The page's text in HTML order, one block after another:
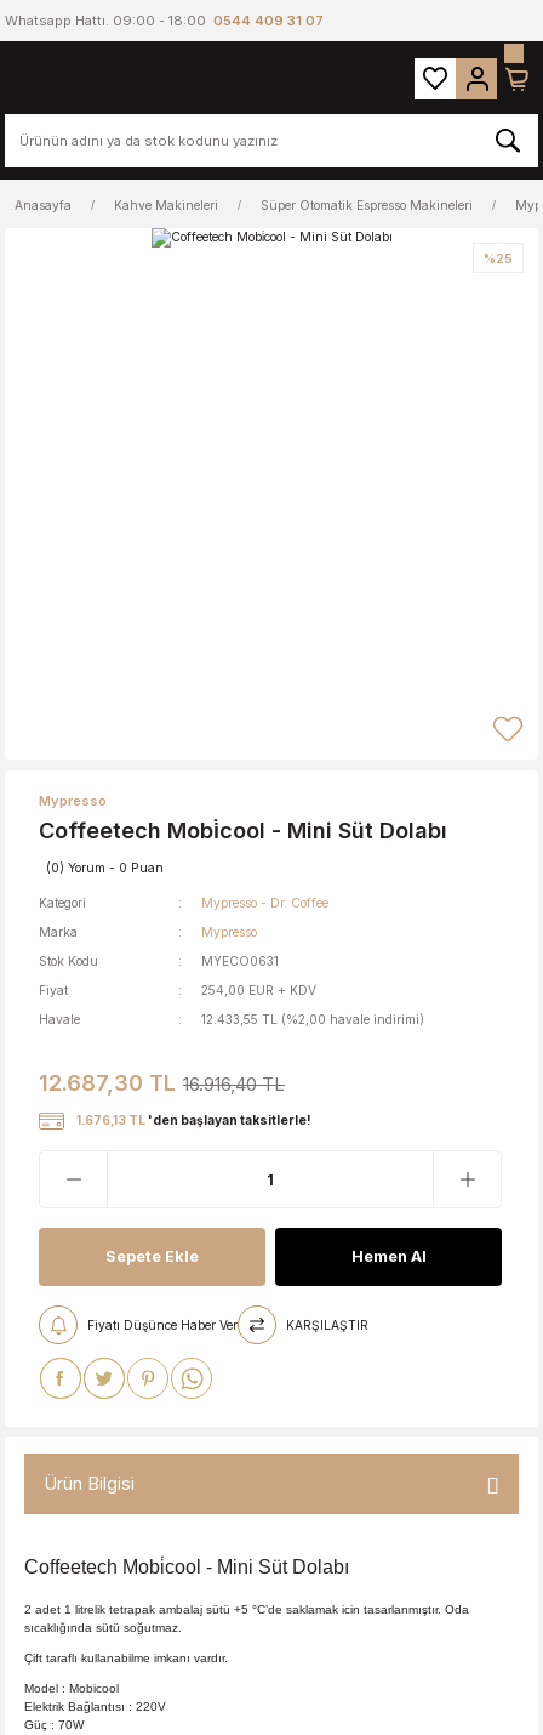
Whatsapp Hattı. 09:00 - 18:00 0544 409 31 07
Anasayfa Kahve Makineleri Süper Otomatik Espresso Makineleri
%25
Mypresso
Coffeetech Mobi̇cool - Mini Süt Dolabı
(0) Yorum - 0 Puan
Kategori
Mypresso - Dr. Coffee
Marka
Mypresso
Stok Kodu
MYECO0631
Fiyat
254,00 EUR + KDV
Havale
12.433,55 TL (%2,00 havale indirimi)
12.687,30 TL 16.916,40 TL
1.676,13 TL 'den başlayan taksitlerle!
Sepete Ekle Hemen Al
Fiyatı Düşünce Haber Ver KARŞILAŞTIR
Ürün Bilgisi
Coffeetech Mobi̇cool - Mini Süt Dolabı
2 adet 1 litrelik tetrapak ambalaj sütü +5 °C’de saklamak icin tasarlanmıştır. Oda
sıcaklığında sütü soğutmaz.
Çift taraflı kullanabilme imkanı vardır.
Model : Mobicool
Elektrik Bağlantısı : 220V
Güç : 70W